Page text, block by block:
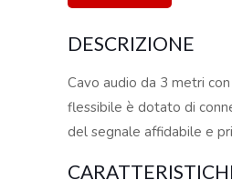
DESCRIZIONE
Cavo audio da 3 metri
flessibile è dotato di
del segnale affidabile e